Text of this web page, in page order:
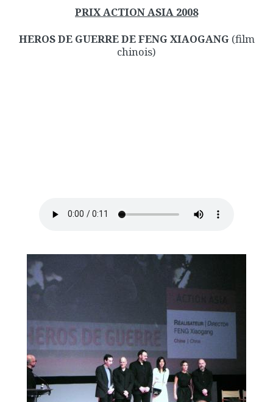
PRIX ACTION ASIA 2008
HEROS DE GUERRE DE FENG XIAOGANG (film
chinois)